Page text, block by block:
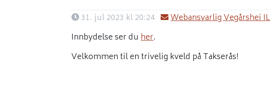
31. jul 2023 kl 20:24 Webansvarlig Vegårshei IL
Innbydelse ser duher.
Velkommen til en trivelig kveld på Takserås!